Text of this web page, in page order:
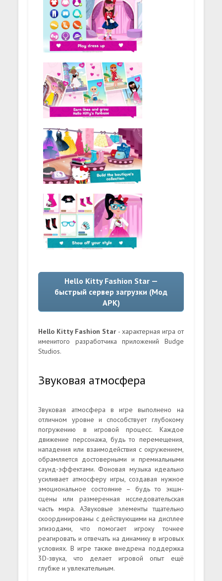
Hello Kitty Fashion Star —
быстрый сервер загрузки (Мод
APK)
Hello Kitty Fashion Star - характерная игра от
именитого разработчика приложений Budge
Studios.
Звуковая атмосфера
Звуковая атмосфера в игре выполнено на
отличном уровне и способствует глубокому
погружению в игровой процесс. Каждое
движение персонажа, будь то перемещения,
нападения или взаимодействия с окружением,
обрамляется достоверными и премиальными
саунд-эффектами. Фоновая музыка идеально
усиливает атмосферу игры, создавая нужное
эмоциональное состояние – будь то экшн-
сцены или размеренная исследовательская
часть мира. АЗвуковые элементы тщательно
скоординированы с действующими на дисплее
эпизодами, что помогает игроку точнее
реагировать и отвечать на динамику в игровых
условиях. В игре также внедрена поддержка
3D-звука, что делает игровой опыт ещё
глубже и увлекательным.